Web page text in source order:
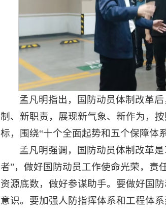
孟凡明指出，国防动员体制改革
制、新职责，展现新气象、新作为，
标，围绕“十个全面起势和五个保障体
孟凡明强调，国防动员体制改革
者”，做好国防动员工作使命光荣，责
资源底数，做好参谋助手。要做好国
意识。要加强人防指挥体系和工程体